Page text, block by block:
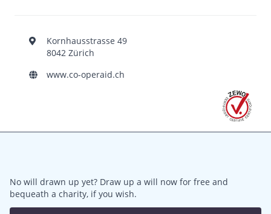
Kornhausstrasse 49
8042 Zürich
www.co-operaid.ch
No will drawn up yet? Draw up a will now for free and
bequeath a charity, if you wish.